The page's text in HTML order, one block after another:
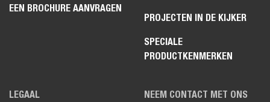
EEN BROCHURE AANVRAGEN
PROJECTEN IN DE KIJKER
SPECIALE
PRODUCTKENMERKEN
LEGAAL
NEEM CONTACT MET ONS